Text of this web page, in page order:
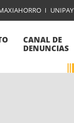
UNIPAY
CANAL DE
DENUNCIAS